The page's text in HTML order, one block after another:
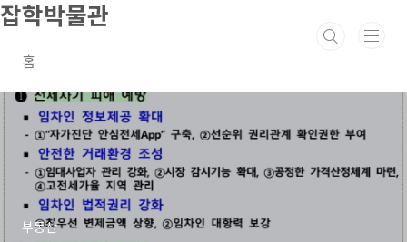
본문 바로가기
잡학박물관
홈
부동산